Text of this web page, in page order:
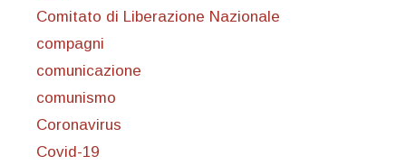
Comitato di Liberazione Nazionale
compagni
comunicazione
comunismo
Coronavirus
Covid-19